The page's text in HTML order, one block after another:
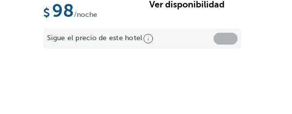
98/noche
Ver disponibilidad
Sigue el precio de este hotel